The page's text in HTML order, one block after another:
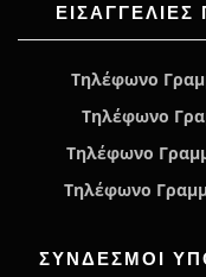
Τηλέφωνο
Τηλέφωνο
Τηλέφωνο
Τηλέφωνο
ΣΥΝΔΕΣΜΟΙ